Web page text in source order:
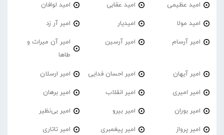
امید عظیمی امید عقابی امید لوافان
امید مولا امیدیار امیر آر زد
امیر آرسام امیر آرسین
امیر آن میراث و
طاها
امیر آیهان امیر احسان فدایی امیر ارسلان
امیر امیری امیر انقلاب امیر برهان
امیر‌ بوران امیر بیرو امیر بی‌نظیر
امیر پرواز امیر پیغمبری امیر تاتاری